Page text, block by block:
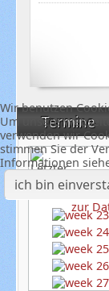
Termine
Wir benutzen
Um unsere
verwenden wir
stimmen Sie der
Informationen
ich bin
zur